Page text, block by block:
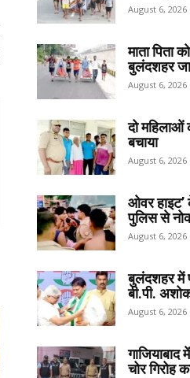
August 6, 2026
माता पिता
बुलंदशहर
August 6, 2026
दो महिलाओं
बचाया
August 6, 2026
ओवर
पुलिस से
August 6, 2026
बुलंदशहर में
बी.पी.
August 6, 2026
गाजियाबाद
चोर गिरोह